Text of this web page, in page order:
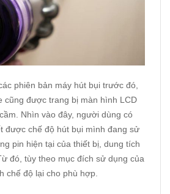
phiên bản máy hút bụi trước đó,
cũng được trang bị màn hình LCD
Nhìn vào đây, người dùng có
được chế độ hút bụi mình đang sử
pin hiện tại của thiết bị, dung tích
đó, tùy theo mục đích sử dụng của
chế độ lại cho phù hợp.